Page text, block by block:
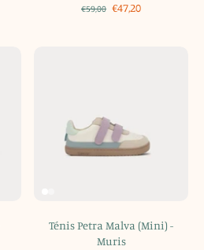
€59,00 €47,20
Ténis Petra Malva (Mini) -
Muris